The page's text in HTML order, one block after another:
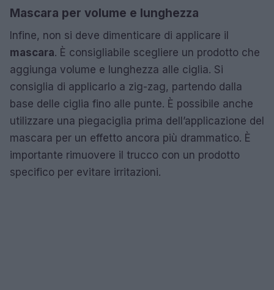
Mascara per volume e lunghezza
Infine, non si deve dimenticare di applicare il
mascara. È consigliabile scegliere un prodotto che
aggiunga volume e lunghezza alle ciglia. Si
consiglia di applicarlo a zig-zag, partendo dalla
base delle ciglia fino alle punte. È possibile anche
utilizzare una piegaciglia prima dell’applicazione del
mascara per un effetto ancora più drammatico. È
importante rimuovere il trucco con un prodotto
specifico per evitare irritazioni.